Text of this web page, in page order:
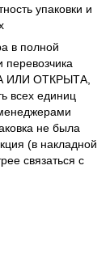
упаковки и
в полной
перевозчика
ИЛИ ОТКРЫТА,
всех единиц
не была
(в накладной
связаться с